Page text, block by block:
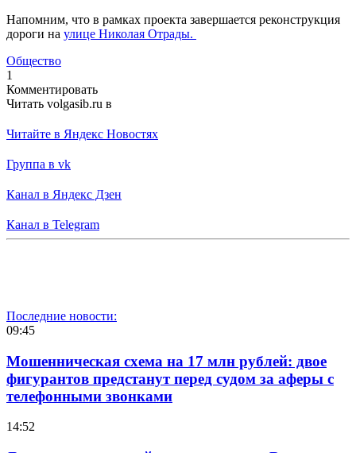
Напомним, что в рамках проекта завершается реконструкция
дороги на улице Николая Отрады.
Общество
1
Комментировать
Читать volgasib.ru в
Читайте в Яндекс Новостях
Группа в vk
Канал в Яндекс Дзен
Канал в Telegram
Последние новости:
09:45
Мошенническая схема на 17 млн рублей: двое
фигурантов предстанут перед судом за аферы с
телефонными звонками
14:52